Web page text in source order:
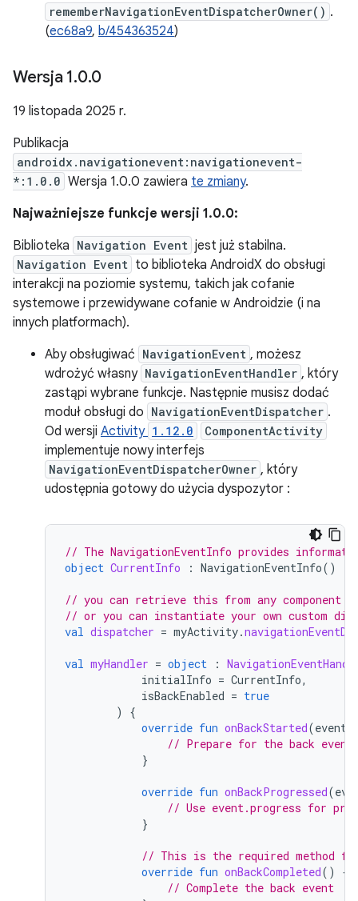
rememberNavigationEventDispatcherOwner() .
(ec68a9, b/454363524)
Wersja 1.0.0
19 listopada 2025 r.
Publikacja
androidx.navigationevent:navigationevent-
*:1.0.0 Wersja 1.0.0 zawiera te zmiany.
Najważniejsze funkcje wersji 1.0.0:
Biblioteka Navigation Event jest już stabilna.
Navigation Event to biblioteka AndroidX do obsługi
interakcji na poziomie systemu, takich jak cofanie
systemowe i przewidywane cofanie w Androidzie (i na
innych platformach).
Aby obsługiwać NavigationEvent , możesz
wdrożyć własny NavigationEventHandler , który
zastąpi wybrane funkcje. Następnie musisz dodać
moduł obsługi do NavigationEventDispatcher .
Od wersji Activity 1.12.0 ComponentActivity
implementuje nowy interfejs
NavigationEventDispatcherOwner , który
udostępnia gotowy do użycia dyspozytor :
// The NavigationEventInfo provides
object CurrentInfo : NavigationEventInfo()
// you can retrieve this from any component
// or you can instantiate your own custom
val dispatcher = myActivity.
val myHandler = object :
initialInfo = CurrentInfo,
isBackEnabled = true
)
{
override fun onBackStarted(event
// Prepare for the back event
}
override fun onBackProgressed(
// Use event.progress for
}
// This is the required method
override fun onBackCompleted()
{
// Complete the back event